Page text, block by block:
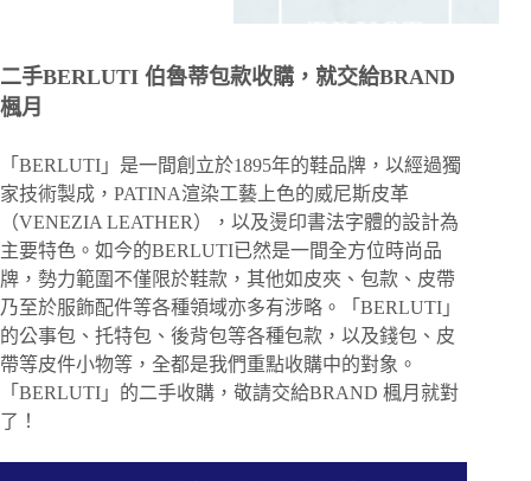
二手BERLUTI 伯魯蒂包款收購，就交給BRAND
楓月
「BERLUTI」是一間創立於1895年的鞋品牌，以經過獨
家技術製成，PATINA渲染工藝上色的威尼斯皮革
（VENEZIA LEATHER），以及燙印書法字體的設計為
主要特色。如今的BERLUTI已然是一間全方位時尚品
牌，勢力範圍不僅限於鞋款，其他如皮夾、包款、皮帶
乃至於服飾配件等各種領域亦多有涉略。「BERLUTI」
的公事包、托特包、後背包等各種包款，以及錢包、皮
帶等皮件小物等，全都是我們重點收購中的對象。
「BERLUTI」的二手收購，敬請交給BRAND 楓月就對
了！